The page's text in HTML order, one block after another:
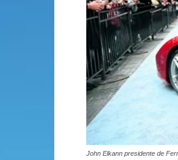
John Elkann presidente de